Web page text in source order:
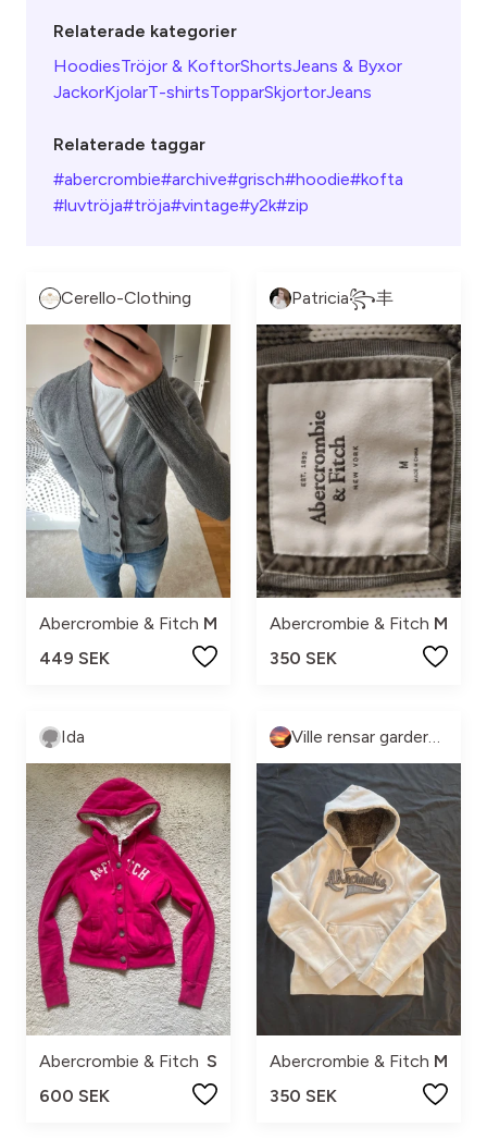
Relaterade kategorier
HoodiesTröjor & KoftorShortsJeans & Byxor
JackorKjolarT-shirtsTopparSkjortorJeans
Relaterade taggar
#abercrombie#archive#grisch#hoodie#kofta
#luvtröja#tröja#vintage#y2k#zip
Cerello-Clothing
Abercrombie & Fitch M
449 SEK
Patricia꧂丰
Abercrombie & Fitch M
350 SEK
Ida
Abercrombie & Fitch S
600 SEK
Abercrombie & Fitch M
350 SEK